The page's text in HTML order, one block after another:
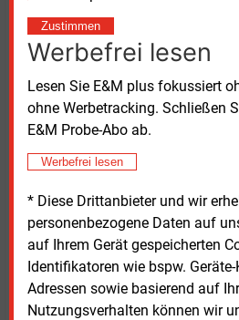
Zustimmen
Werbefrei lesen
Lesen Sie E&M plus fokussiert
ohne Werbetracking. Schließen
E&M Probe-Abo ab.
Werbefrei lesen
* Diese Drittanbieter und wir
personenbezogene Daten auf
auf Ihrem Gerät gespeicherten
Identifikatoren wie bspw.
Adressen sowie basierend auf
Nutzungsverhalten können wir
davon ab, wofür man
will. Geht es in erster Linie um
grundlastfähigen
reichen Wasserstoffpipelines
Gaskraftwerken aus. Soll
eine tragende Rolle bei der
es eines flächendeckenden und
Netzes. Hinzu kommt eine
Großvolumige
eine Seltenheit, würden aber
Dabei braucht Wasserstoff
als andere Energieträger. Es
natürliche Lagerstätten wie den
Deutschland. Es wäre deshalb